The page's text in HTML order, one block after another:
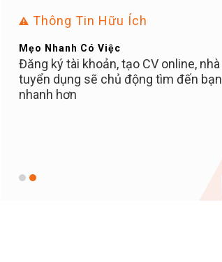
Thông Tin Hữu Ích
Mẹo Nhanh Có Việc
Đăng ký tài khoản, tạo CV online, nhà
tuyển dụng sẽ chủ động tìm đến bạn
nhanh hơn